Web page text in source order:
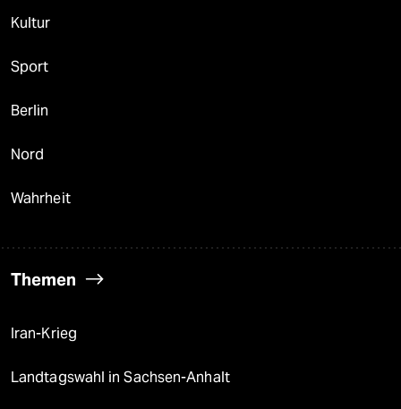
Kultur
Sport
Berlin
Nord
Wahrheit
Themen
Iran-Krieg
Landtagswahl in Sachsen-Anhalt